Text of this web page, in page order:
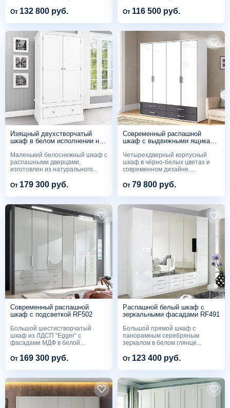
От 132 800 руб. От 116 500 руб.
Изящный двухстворчатый
шкаф в белом исполнении на
Маленький белоснежный шкаф с
распашными дверцами,
изготовлен из натурального...
От 179 300 руб.
Современный распашной
шкаф с выдвижными ящиками
Четырехдверный корпусный
шкаф в чёрно-белых цветах и
современном дизайне....
От 79 800 руб.
Современный распашной
шкаф с подсветкой RF502
Большой шестистворчатый
шкаф из ЛДСП “Egger” с
фасадами МДФ в белой
От 169 300 руб.
Распашной белый шкаф с
зеркальными фасадами RF491
Большой прямой шкаф с
панорамным серебряным
зеркалом в белом глянце...
От 123 400 руб.